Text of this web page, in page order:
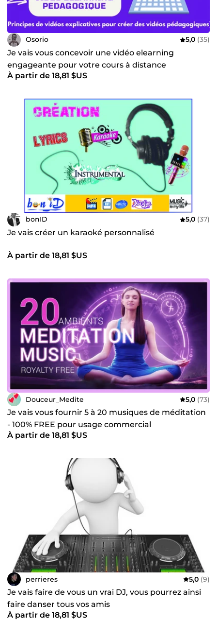
Osorio 5,0 (35)
Je vais vous concevoir une vidéo elearning
engageante pour votre cours à distance
À partir de 18,81 $US
bonID 5,0 (37)
Je vais créer un karaoké personnalisé
À partir de 18,81 $US
Douceur_Medite 5,0 (73)
Je vais vous fournir 5 à 20 musiques de méditation
- 100% FREE pour usage commercial
À partir de 18,81 $US
perrieres 5,0 (9)
Je vais faire de vous un vrai DJ, vous pourrez ainsi
faire danser tous vos amis
À partir de 18,81 $US